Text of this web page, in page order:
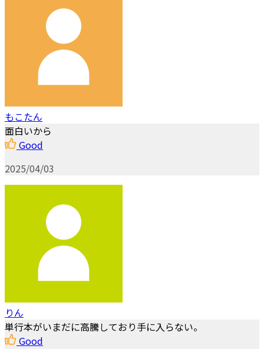
もこたん
面白いから
Good
2025/04/03
りん
単行本がいまだに高騰しており手に入らない。
Good